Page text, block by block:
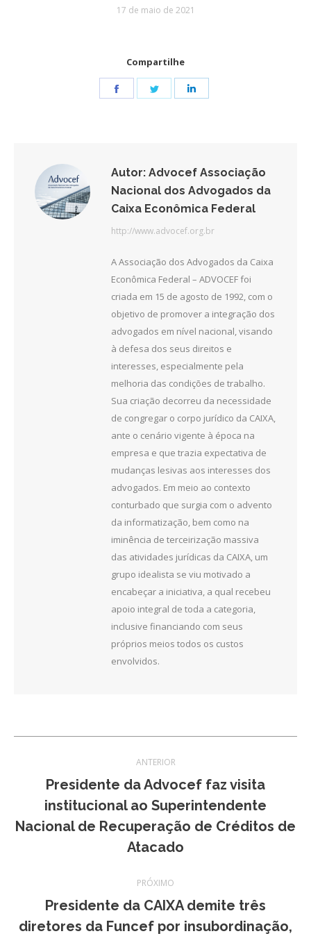
17 de maio de 2021
Compartilhe
Share
Share
Autor: Advocef Associação
Nacional dos Advogados da
Caixa Econômica Federal
http://www.advocef.org.br
A Associação dos Advogados da Caixa
Econômica Federal – ADVOCEF foi
criada em 15 de agosto de 1992, com o
objetivo de promover a integração dos
advogados em nível nacional, visando
à defesa dos seus direitos e
interesses, especialmente pela
melhoria das condições de trabalho.
Sua criação decorreu da necessidade
de congregar o corpo jurídico da CAIXA,
ante o cenário vigente à época na
empresa e que trazia expectativa de
mudanças lesivas aos interesses dos
advogados. Em meio ao contexto
conturbado que surgia com o advento
da informatização, bem como na
iminência de terceirização massiva
das atividades jurídicas da CAIXA, um
grupo idealista se viu motivado a
encabeçar a iniciativa, a qual recebeu
apoio integral de toda a categoria,
inclusive financiando com seus
próprios meios todos os custos
envolvidos.
post:
ANTERIOR
Post
anterior:
Presidente da Advocef faz visita
institucional ao Superintendente
Nacional de Recuperação de Créditos de
Atacado
PRÓXIMO
Próximo
Presidente da CAIXA demite três
diretores da Funcef por insubordinação,